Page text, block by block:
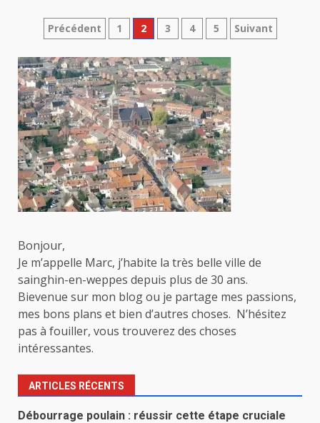
Pagination
des
publications
Précédent 1 2 3 4 5 Suivant
Bonjour,
Je m’appelle Marc, j’habite la très belle ville de
sainghin-en-weppes depuis plus de 30 ans.
Bievenue sur mon blog ou je partage mes passions,
mes bons plans et bien d’autres choses. N’hésitez
pas à fouiller, vous trouverez des choses
intéressantes.
ARTICLES RÉCENTS
Débourrage poulain : réussir cette étape cruciale